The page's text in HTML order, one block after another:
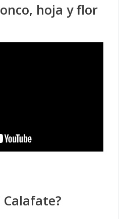
hoja y flor
Calafate?